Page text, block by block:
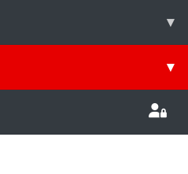
▾
▾